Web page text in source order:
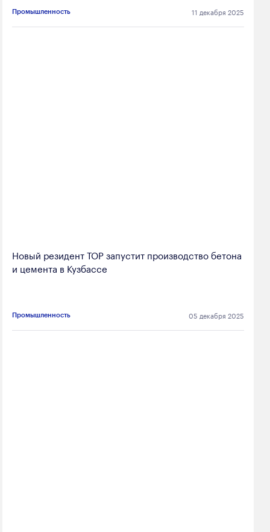
Промышленность 11 декабря 2025
Новый резидент ТОР запустит производство бетона
и цемента в Кузбассе
Промышленность 05 декабря 2025